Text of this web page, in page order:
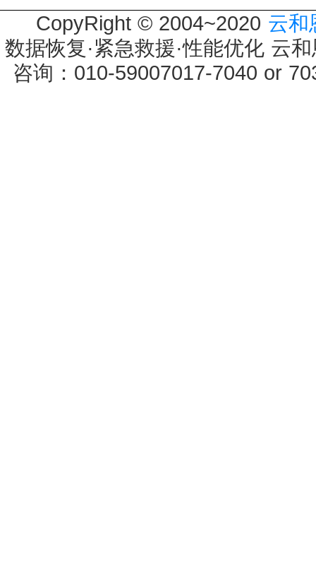
CopyRight © 2004~2020 云和
数据恢复·紧急救援·性能优化 云
咨询：010-59007017-7040 or